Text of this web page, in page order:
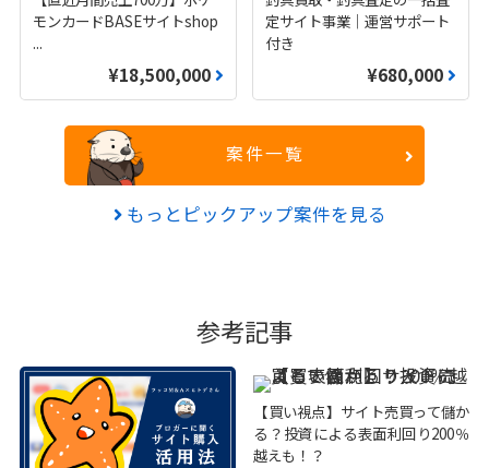
モンカードBASEサイトshop
...
¥18,500,000
定サイト事業｜運営サポート
付き
¥680,000
案件一覧
もっとピックアップ案件を見る
参考記事
【買い視点】サイト売買って儲か
る？投資による表面利回り200％
越えも！？